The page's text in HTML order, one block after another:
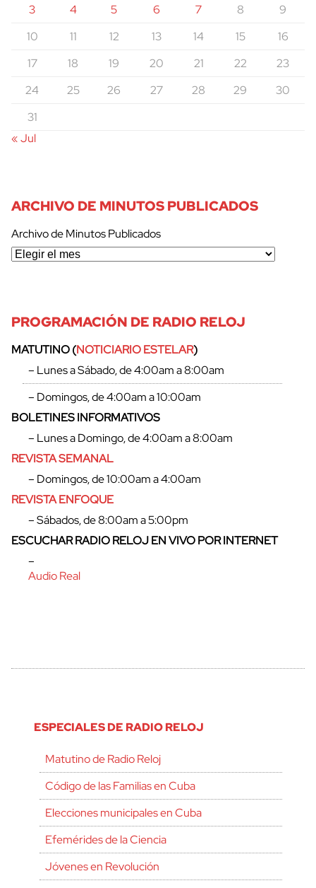
3 4 5 6 7 8
9
10
11 12 13 14 15
16
17
18 19 20 21 22
23
24
25 26 27 28 29
30
31
« Jul
ARCHIVO DE MINUTOS PUBLICADOS
Archivo de Minutos Publicados
PROGRAMACIÓN DE RADIO RELOJ
MATUTINO (NOTICIARIO ESTELAR)
– Lunes a Sábado, de 4:00am a 8:00am
– Domingos, de 4:00am a 10:00am
BOLETINES INFORMATIVOS
– Lunes a Domingo, de 4:00am a 8:00am
REVISTA SEMANAL
– Domingos, de 10:00am a 4:00am
REVISTA ENFOQUE
– Sábados, de 8:00am a 5:00pm
ESCUCHAR RADIO RELOJ EN VIVO POR INTERNET
–
Audio Real
ESPECIALES DE RADIO RELOJ
Matutino de Radio Reloj
Código de las Familias en Cuba
Elecciones municipales en Cuba
Efemérides de la Ciencia
Jóvenes en Revolución